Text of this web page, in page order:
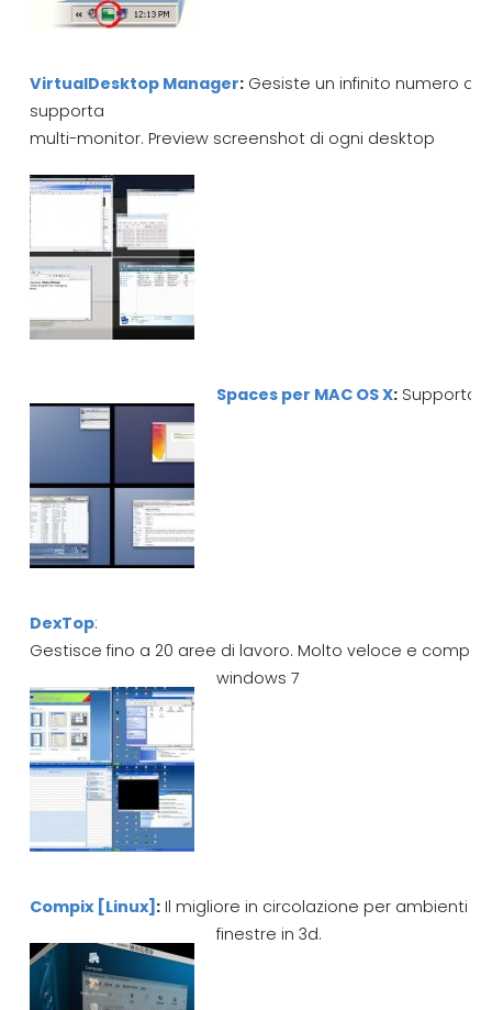
VirtualDesktop Manager:Gesiste un infinito numero di
supporta
multi-monitor. Preview screenshot di ogni desktop
Spaces per MAC OS X:Supporta
DexTop:
Gestisce fino a 20 aree di lavoro. Molto veloce e
windows 7
Compix [Linux] :Il migliore in circolazione per ambienti
finestre in 3d.